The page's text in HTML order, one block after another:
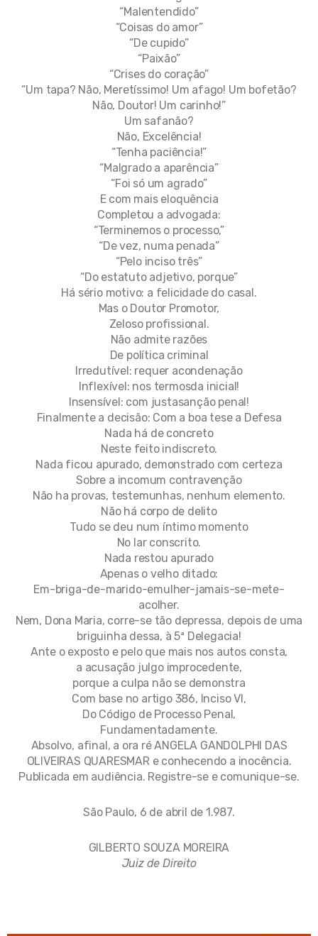
“Malentendido”
“Coisas do amor”
“De cupido”
“Paixão”
“Crises do coração”
“Um tapa? Não, Meretíssimo! Um afago! Um bofetão?
Não, Doutor! Um carinho!”
Um safanão?
Não, Excelência!
“Tenha paciência!”
“Malgrado a aparência”
“Foi só um agrado”
E com mais eloquência
Completou a advogada:
“Terminemos o processo,”
“De vez, numa penada”
“Pelo inciso três”
“Do estatuto adjetivo, porque”
Há sério motivo: a felicidade do casal.
Mas o Doutor Promotor,
Zeloso profissional.
Não admite razões
De política criminal
Irredutível: requer acondenação
Inflexível: nos termosda inicial!
Insensível: com justasanção penal!
Finalmente a decisão: Com a boa tese a Defesa
Nada há de concreto
Neste feito indiscreto.
Nada ficou apurado, demonstrado com certeza
Sobre a incomum contravenção
Não ha provas, testemunhas, nenhum elemento.
Não há corpo de delito
Tudo se deu num íntimo momento
No lar conscrito.
Nada restou apurado
Apenas o velho ditado:
Em-briga-de-marido-emulher-jamais-se-mete-
acolher.
Nem, Dona Maria, corre-se tão depressa, depois de uma
briguinha dessa, à 5ª Delegacia!
Ante o exposto e pelo que mais nos autos consta,
a acusação julgo improcedente,
porque a culpa não se demonstra
Com base no artigo 386, Inciso VI,
Do Código de Processo Penal,
Fundamentadamente.
Absolvo, afinal, a ora ré ANGELA GANDOLPHI DAS
OLIVEIRAS QUARESMAR e conhecendo a inocência.
Publicada em audiência. Registre-se e comunique-se.
São Paulo, 6 de abril de 1.987.
GILBERTO SOUZA MOREIRA
Juiz de Direito